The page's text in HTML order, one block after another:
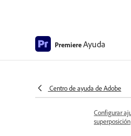
PremiereAyuda
Centro de ayuda de Adobe
Mostrar
Configurar
superposición